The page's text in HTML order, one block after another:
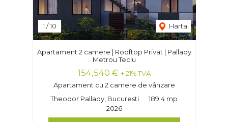
1 /10 Harta
Apartament 2 camere | Rooftop Privat | Pallady
Metrou Teclu
154,540 € + 21% TVA
Apartament cu 2 camere de vânzare
Theodor Pallady, Bucuresti
189.4 mp
2026